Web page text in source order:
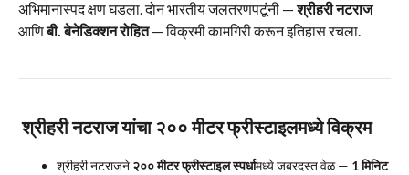
अभिमानास्पद क्षण घडला. दोन भारतीय जलतरणपटूंनी —श्रीहरी नटराज
आणिबी. बेनेडिक्शन रोहित— विक्रमी कामगिरी करून इतिहास रचला.
श्रीहरी नटराज यांचा २०० मीटर फ्रीस्टाइलमध्ये विक्रम
श्रीहरी नटराजने २०० मीटर फ्रीस्टाइल स्पर्धामध्ये जबरदस्त वेळ — 1 मिनिट